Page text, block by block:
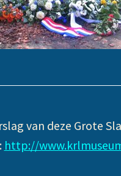
van deze Grote
http://